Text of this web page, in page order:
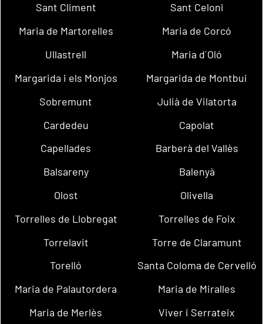
Sant Climent
Sant Celoni
Maria de Martorelles
Maria de Corcó
Ullastrell
Maria d´Oló
Margarida i els Monjos
Margarida de Montbui
Sobremunt
Julià de Vilatorta
Cardedeu
Capolat
Capellades
Barberà del Vallès
Balsareny
Balenyà
Olost
Olivella
Torrelles de Llobregat
Torrelles de Foix
Torrelavit
Torre de Claramunt
Torelló
Santa Coloma de Cervelló
Maria de Palautordera
Maria de Miralles
Maria de Merlès
Viver i Serrateix